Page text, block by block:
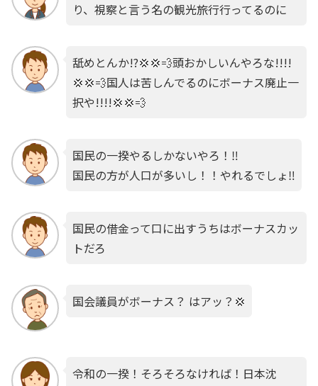
り、視察と言う名の観光旅行行ってるのに
舐めとんか!?💢💢💨頭おかしいんやろな!!!!
💢💢💨国人は苦しんでるのにボーナス廃止一
択や!!!!💢💢💨
国民の一揆やるしかないやろ！‼️
国民の方が人口が多いし！！やれるでしょ‼️
国民の借金って口に出すうちはボーナスカッ
トだろ
国会議員がボーナス？ はアッ？💢
令和の一揆！そろそろなければ！日本沈